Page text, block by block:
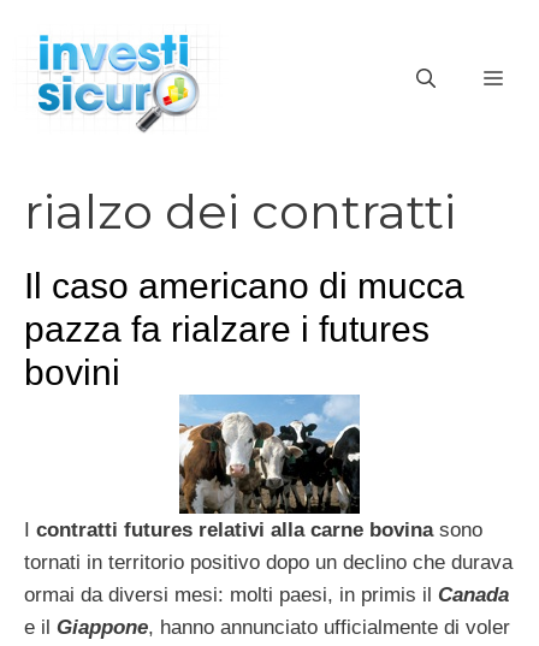
contenuto
rialzo dei contratti
Il caso americano di mucca
pazza fa rialzare i futures
bovini
I contratti futures relativi alla carne bovinasono
tornati in territorio positivo dopo un declino che durava
ormai da diversi mesi: molti paesi, in primis il Canada
e il Giappone, hanno annunciato ufficialmente di voler